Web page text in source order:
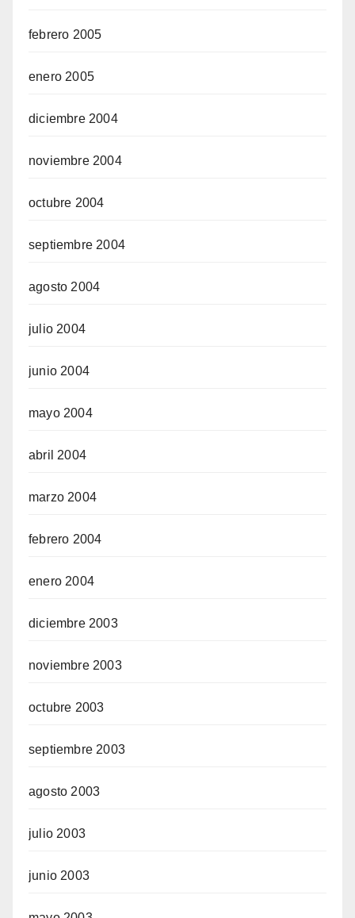
febrero 2005
enero 2005
diciembre 2004
noviembre 2004
octubre 2004
septiembre 2004
agosto 2004
julio 2004
junio 2004
mayo 2004
abril 2004
marzo 2004
febrero 2004
enero 2004
diciembre 2003
noviembre 2003
octubre 2003
septiembre 2003
agosto 2003
julio 2003
junio 2003